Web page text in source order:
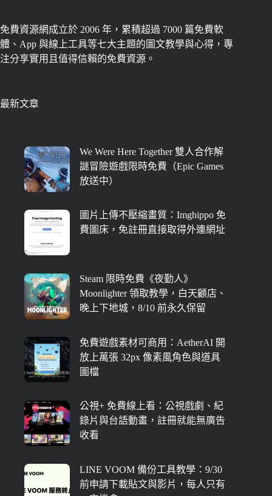
免費資源網成立於 2006 年，累積超過 7000 篇免費軟
體、App 與線上工具等七大主題的圖文教學與心得，專
注分享實用且值得信賴的免費資源。
最新文章
We Were Here Together 雙人合作解
謎冒險遊戲限時免費（Epic Games
放送中）
圖片上傳不壓縮畫質：Imghippo 免
費圖床，免註冊直接取得外連網址
Steam 限時免費《夜勤人》
Moonlighter 領取教學，白天顧店、
晚上下地城，8/10 前永久保留
免費遊戲素材可商用：AetherAI 開
放上萬張 32px 像素風角色與道具
圖檔
公視+ 免費線上看：公視戲劇、紀
錄片與台語動畫，註冊就能無廣告
收看
LINE VOOM 備份工具教學：9/30
前申請下載貼文與影片，每人只有